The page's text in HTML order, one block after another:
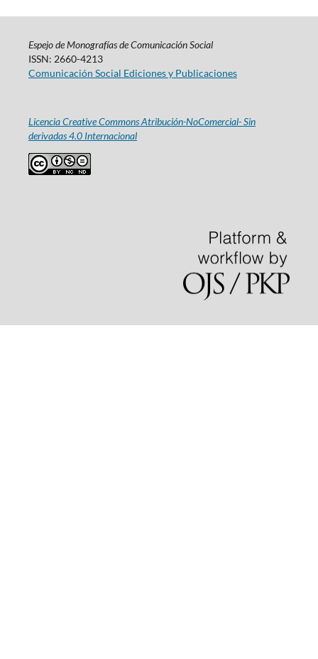
Espejo de Monografías de Comunicación Social
ISSN: 2660-4213
Comunicación Social Ediciones y Publicaciones
Licencia Creative Commons Atribución-NoComercial- Sin
derivadas 4.0 Internacional